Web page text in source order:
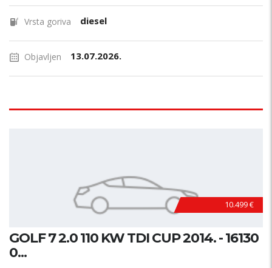
Vrsta goriva diesel
Objavljen 13.07.2026.
10.499 €
GOLF 7 2.0 110 KW TDI CUP 2014. - 16130
0...